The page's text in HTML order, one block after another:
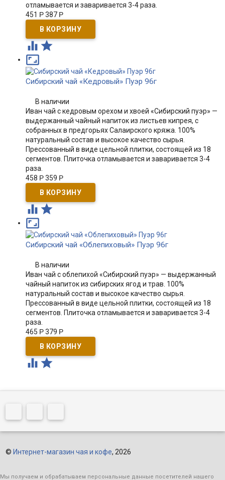
отламывается и заваривается 3-4 раза.
451 Р 387 Р
 

Сибирский чай «Кедровый» Пуэр 96г
В наличии
Иван чай с кедровым орехом и хвоей «Сибирский пуэр» —
выдержанный чайный напиток из листьев кипрея, с
собранных в предгорьях Салаирского кряжа. 100%
натуральный состав и высокое качество сырья.
Прессованный в виде цельной плитки, состоящей из 18
сегментов. Плиточка отламывается и заваривается 3-4
раза.
458 Р 359 Р
 

Сибирский чай «Облепиховый» Пуэр 96г
В наличии
​Иван чай с облепихой «Сибирский пуэр» — выдержанный
чайный напиток из сибирских ягод и трав. 100%
натуральный состав и высокое качество сырья.
Прессованный в виде цельной плитки, состоящей из 18
сегментов. Плиточка отламывается и заваривается 3-4
раза.
465 Р 379 Р
 
© Интернет-магазин чая и кофе, 2026
Мы получаем и обрабатываем персональные данные посетителей нашего